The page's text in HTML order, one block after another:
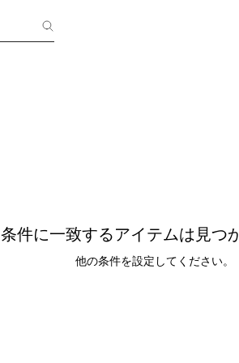
条件に一致するアイテムは見つ
他の条件を設定してください。